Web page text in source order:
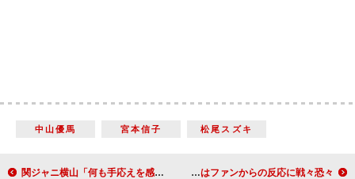
中山優馬 宮本信子 松尾スズキ
関ジャニ横山「何も手応えを感じない」 いすに座ってただ頬を引っ張られるだけ 宮川大輔、コナン声優起用に「俺売れたなと思った」 吉岡里帆はファンからの反応に戦々恐々